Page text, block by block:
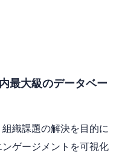
最大級のデータベー
織課題の解決を目的に
ゲージメントを可視化